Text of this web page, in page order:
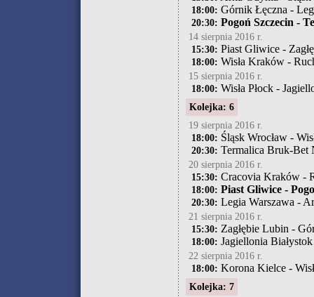
18:00: Górnik Łęczna -
20:30: Pogoń Szczecin -
14 sierpnia 2016 r.
15:30: Piast Gliwice -
18:00: Wisła Kraków -
15 sierpnia 2016 r.
18:00: Wisła Płock -
Kolejka: 6
19 sierpnia 2016 r.
18:00: Śląsk Wrocław -
20:30: Termalica Bruk-Bet
20 sierpnia 2016 r.
15:30: Cracovia Kraków -
18:00: Piast Gliwice -
20:30: Legia Warszawa -
21 sierpnia 2016 r.
15:30: Zagłębie Lubin -
18:00: Jagiellonia
22 sierpnia 2016 r.
18:00: Korona Kielce -
Kolejka: 7